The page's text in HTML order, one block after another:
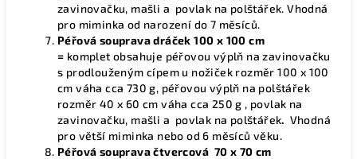
zavinovačku, mašli a povlak na polštářek. Vhodná
pro miminka od narození do 7 měsíců.
Péřová souprava dráček 100 x 100 cm
= komplet obsahuje péřovou výplň na zavinovačku
s prodlouženým cípem u nožiček rozměr 100 x 100
cm váha cca 730 g, péřovou výplň na polštářek
rozměr 40 x 60 cm váha cca 250 g , povlak na
zavinovačku, mašli a povlak na polštářek. Vhodná
pro větší miminka nebo od 6 měsíců věku.
Péřová souprava čtvercová 70 x 70 cm